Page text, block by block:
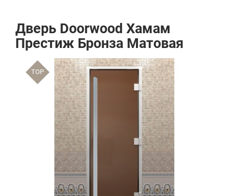
Дверь Doorwood Хамам
Престиж Бронза Матовая
TOP